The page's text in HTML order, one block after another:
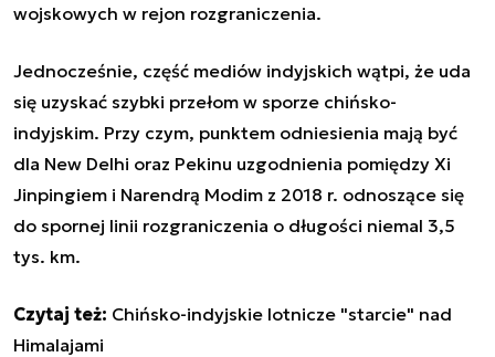
wojskowych w rejon rozgraniczenia.
Jednocześnie, część mediów indyjskich wątpi, że uda
się uzyskać szybki przełom w sporze chińsko-
indyjskim. Przy czym, punktem odniesienia mają być
dla New Delhi oraz Pekinu uzgodnienia pomiędzy Xi
Jinpingiem i Narendrą Modim z 2018 r. odnoszące się
do spornej linii rozgraniczenia o długości niemal 3,5
tys. km.
Czytaj też: Chińsko-indyjskie lotnicze "starcie" nad
Himalajami